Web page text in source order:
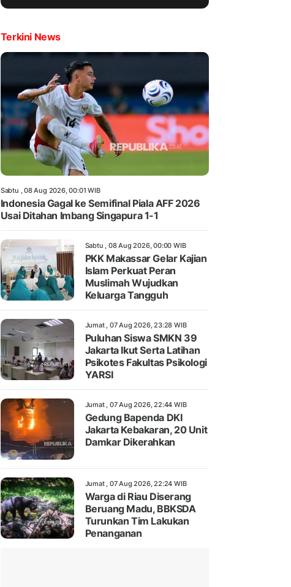
Terkini News
Sabtu , 08 Aug 2026, 00:01 WIB
Indonesia Gagal ke Semifinal Piala AFF 2026
Usai Ditahan Imbang Singapura 1-1
Sabtu , 08 Aug 2026, 00:00 WIB
PKK Makassar Gelar Kajian
Islam Perkuat Peran
Muslimah Wujudkan
Keluarga Tangguh
Jumat , 07 Aug 2026, 23:28 WIB
Puluhan Siswa SMKN 39
Jakarta Ikut Serta Latihan
Psikotes Fakultas Psikologi
YARSI
Jumat , 07 Aug 2026, 22:44 WIB
Gedung Bapenda DKI
Jakarta Kebakaran, 20 Unit
Damkar Dikerahkan
Jumat , 07 Aug 2026, 22:24 WIB
Warga di Riau Diserang
Beruang Madu, BBKSDA
Turunkan Tim Lakukan
Penanganan